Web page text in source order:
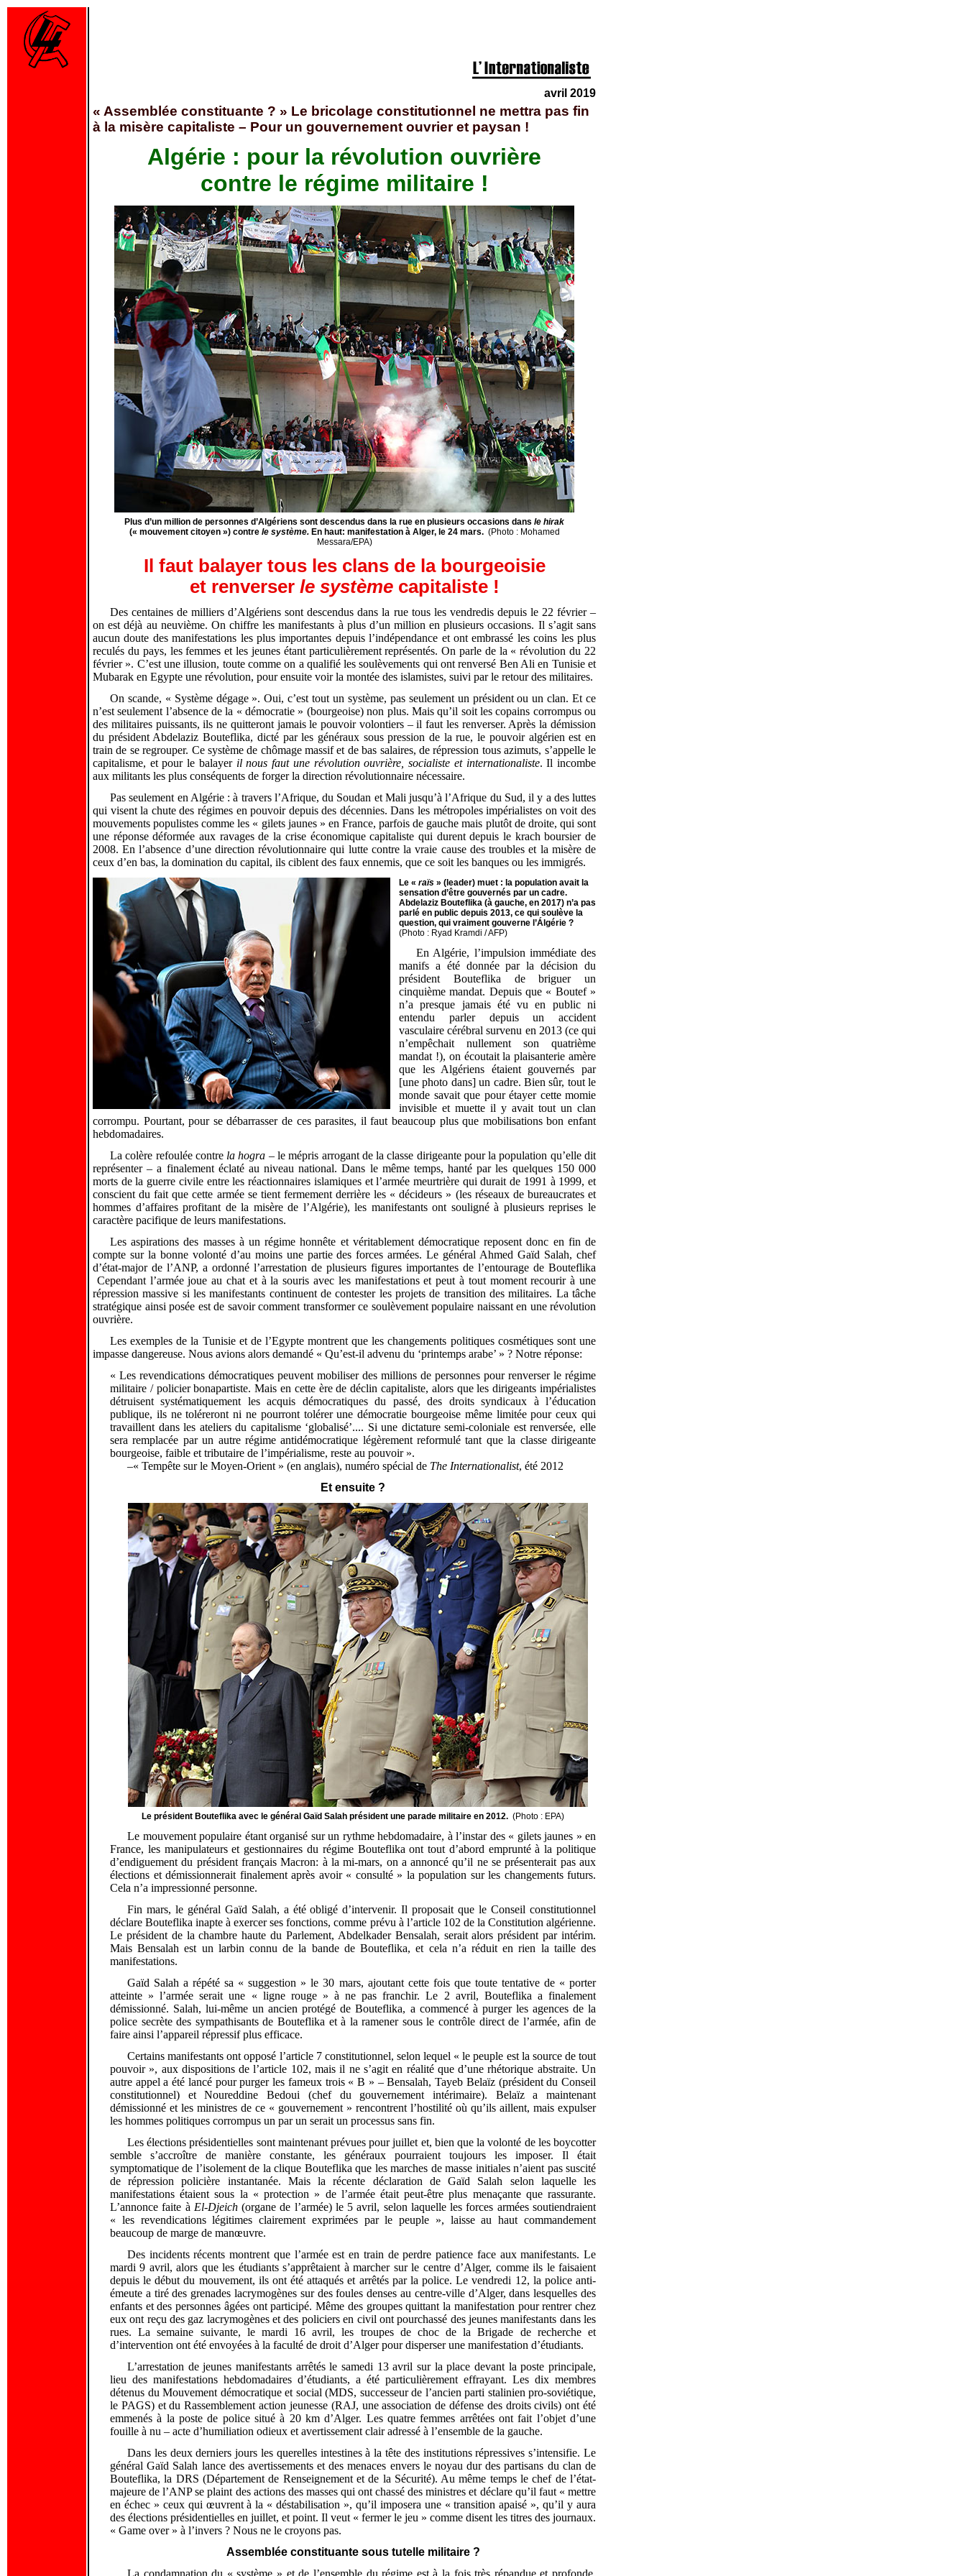
avril 2019
« Assemblée constituante ? » Le bricolage constitutionnel ne mettra pas fin
à la misère capitaliste – Pour un gouvernement ouvrier et paysan !
Algérie : pour la révolution ouvrière
contre le régime militaire !
Plus d’un million de personnes d’Algériens sont descendus dans la rue en plusieurs occasions dans le hirak
(« mouvement citoyen ») contre le système. En haut: manifestation à Alger, le 24 mars. (Photo : Mohamed
Messara/EPA)
Il faut balayer tous les clans de la bourgeoisie
et renverser le systèmecapitaliste !
Des centaines de milliers d’Algériens sont descendus dans la rue tous les vendredis depuis le 22 février –
on est déjà au neuvième. On chiffre les manifestants à plus d’un million en plusieurs occasions. Il s’agit sans
aucun doute des manifestations les plus importantes depuis l’indépendance et ont embrassé les coins les plus
reculés du pays, les femmes et les jeunes étant particulièrement représentés. On parle de la « révolution du 22
février ». C’est une illusion, toute comme on a qualifié les soulèvements qui ont renversé Ben Ali en Tunisie et
Mubarak en Egypte une révolution, pour ensuite voir la montée des islamistes, suivi par le retour des militaires.
On scande, « Système dégage ». Oui, c’est tout un système, pas seulement un président ou un clan. Et ce
n’est seulement l’absence de la « démocratie » (bourgeoise) non plus. Mais qu’il soit les copains corrompus ou
des militaires puissants, ils ne quitteront jamais le pouvoir volontiers – il faut les renverser. Après la démission
du président Abdelaziz Bouteflika, dicté par les généraux sous pression de la rue, le pouvoir algérien est en
train de se regrouper. Ce système de chômage massif et de bas salaires, de répression tous azimuts, s’appelle le
capitalisme, et pour le balayer il nous faut une révolution ouvrière, socialiste et internationaliste. Il incombe
aux militants les plus conséquents de forger la direction révolutionnaire nécessaire.
Pas seulement en Algérie : à travers l’Afrique, du Soudan et Mali jusqu’à l’Afrique du Sud, il y a des luttes
qui visent la chute des régimes en pouvoir depuis des décennies. Dans les métropoles impérialistes on voit des
mouvements populistes comme les « gilets jaunes » en France, parfois de gauche mais plutôt de droite, qui sont
une réponse déformée aux ravages de la crise économique capitaliste qui durent depuis le krach boursier de
2008. En l’absence d’une direction révolutionnaire qui lutte contre la vraie cause des troubles et la misère de
ceux d’en bas, la domination du capital, ils ciblent des faux ennemis, que ce soit les banques ou les immigrés.
Le « raïs » (leader) muet : la population avait la
sensation d’être gouvernés par un cadre.
Abdelaziz Bouteflika (à gauche, en 2017) n’a pas
parlé en public depuis 2013, ce qui soulève la
question, qui vraiment gouverne l’Álgérie ?
(Photo : Ryad Kramdi / AFP)
En Algérie, l’impulsion immédiate des
manifs a été donnée par la décision du
président Bouteflika de briguer un
cinquième mandat. Depuis que « Boutef »
n’a presque jamais été vu en public ni
entendu parler depuis un accident
vasculaire cérébral survenu en 2013 (ce qui
n’empêchait nullement son quatrième
mandat !), on écoutait la plaisanterie amère
que les Algériens étaient gouvernés par
[une photo dans] un cadre. Bien sûr, tout le
monde savait que pour étayer cette momie
invisible et muette il y avait tout un clan
corrompu. Pourtant, pour se débarrasser de ces parasites, il faut beaucoup plus que mobilisations bon enfant
hebdomadaires.
La colère refoulée contre la hogra – le mépris arrogant de la classe dirigeante pour la population qu’elle dit
représenter – a finalement éclaté au niveau national. Dans le même temps, hanté par les quelques 150 000
morts de la guerre civile entre les réactionnaires islamiques et l’armée meurtrière qui durait de 1991 à 1999, et
conscient du fait que cette armée se tient fermement derrière les « décideurs » (les réseaux de bureaucrates et
hommes d’affaires profitant de la misère de l’Algérie), les manifestants ont souligné à plusieurs reprises le
caractère pacifique de leurs manifestations.
Les aspirations des masses à un régime honnête et véritablement démocratique reposent donc en fin de
compte sur la bonne volonté d’au moins une partie des forces armées. Le général Ahmed Gaïd Salah, chef
d’état-major de l’ANP, a ordonné l’arrestation de plusieurs figures importantes de l’entourage de Bouteflika
Cependant l’armée joue au chat et à la souris avec les manifestations et peut à tout moment recourir à une
répression massive si les manifestants continuent de contester les projets de transition des militaires. La tâche
stratégique ainsi posée est de savoir comment transformer ce soulèvement populaire naissant en une révolution
ouvrière.
Les exemples de la Tunisie et de l’Egypte montrent que les changements politiques cosmétiques sont une
impasse dangereuse. Nous avions alors demandé « Qu’est-il advenu du ‘printemps arabe’ » ? Notre réponse:
« Les revendications démocratiques peuvent mobiliser des millions de personnes pour renverser le régime
militaire / policier bonapartiste. Mais en cette ère de déclin capitaliste, alors que les dirigeants impérialistes
détruisent systématiquement les acquis démocratiques du passé, des droits syndicaux à l’éducation
publique, ils ne toléreront ni ne pourront tolérer une démocratie bourgeoise même limitée pour ceux qui
travaillent dans les ateliers du capitalisme ‘globalisé’.... Si une dictature semi-coloniale est renversée, elle
sera remplacée par un autre régime antidémocratique légèrement reformulé tant que la classe dirigeante
bourgeoise, faible et tributaire de l’impérialisme, reste au pouvoir ».
–« Tempête sur le Moyen-Orient » (en anglais), numéro spécial de The Internationalist, été 2012
Et ensuite ?
Le président Bouteflika avec le général Gaïd Salah président une parade militaire en 2012. (Photo : EPA)
Le mouvement populaire étant organisé sur un rythme hebdomadaire, à l’instar des « gilets jaunes » en
France, les manipulateurs et gestionnaires du régime Bouteflika ont tout d’abord emprunté à la politique
d’endiguement du président français Macron: à la mi-mars, on a annoncé qu’il ne se présenterait pas aux
élections et démissionnerait finalement après avoir « consulté » la population sur les changements futurs.
Cela n’a impressionné personne.
Fin mars, le général Gaïd Salah, a été obligé d’intervenir. Il proposait que le Conseil constitutionnel
déclare Bouteflika inapte à exercer ses fonctions, comme prévu à l’article 102 de la Constitution algérienne.
Le président de la chambre haute du Parlement, Abdelkader Bensalah, serait alors président par intérim.
Mais Bensalah est un larbin connu de la bande de Bouteflika, et cela n’a réduit en rien la taille des
manifestations.
Gaïd Salah a répété sa « suggestion » le 30 mars, ajoutant cette fois que toute tentative de « porter
atteinte » l’armée serait une « ligne rouge » à ne pas franchir. Le 2 avril, Bouteflika a finalement
démissionné. Salah, lui-même un ancien protégé de Bouteflika, a commencé à purger les agences de la
police secrète des sympathisants de Bouteflika et à la ramener sous le contrôle direct de l’armée, afin de
faire ainsi l’appareil répressif plus efficace.
Certains manifestants ont opposé l’article 7 constitutionnel, selon lequel « le peuple est la source de tout
pouvoir », aux dispositions de l’article 102, mais il ne s’agit en réalité que d’une rhétorique abstraite. Un
autre appel a été lancé pour purger les fameux trois « B » – Bensalah, Tayeb Belaïz (président du Conseil
constitutionnel) et Noureddine Bedoui (chef du gouvernement intérimaire). Belaïz a maintenant
démissionné et les ministres de ce « gouvernement » rencontrent l’hostilité où qu’ils aillent, mais expulser
les hommes politiques corrompus un par un serait un processus sans fin.
Les élections présidentielles sont maintenant prévues pour juillet et, bien que la volonté de les boycotter
semble s’accroître de manière constante, les généraux pourraient toujours les imposer. Il était
symptomatique de l’isolement de la clique Bouteflika que les marches de masse initiales n’aient pas suscité
de répression policière instantanée. Mais la récente déclaration de Gaïd Salah selon laquelle les
manifestations étaient sous la « protection » de l’armée était peut-être plus menaçante que rassurante.
L’annonce faite à El-Djeich(organe de l’armée) le 5 avril, selon laquelle les forces armées soutiendraient
« les revendications légitimes clairement exprimées par le peuple », laisse au haut commandement
beaucoup de marge de manœuvre.
Des incidents récents montrent que l’armée est en train de perdre patience face aux manifestants. Le
mardi 9 avril, alors que les étudiants s’apprêtaient à marcher sur le centre d’Alger, comme ils le faisaient
depuis le début du mouvement, ils ont été attaqués et arrêtés par la police. Le vendredi 12, la police anti-
émeute a tiré des grenades lacrymogènes sur des foules denses au centre-ville d’Alger, dans lesquelles des
enfants et des personnes âgées ont participé. Même des groupes quittant la manifestation pour rentrer chez
eux ont reçu des gaz lacrymogènes et des policiers en civil ont pourchassé des jeunes manifestants dans les
rues. La semaine suivante, le mardi 16 avril, les troupes de choc de la Brigade de recherche et
d’intervention ont été envoyées à la faculté de droit d’Alger pour disperser une manifestation d’étudiants.
L’arrestation de jeunes manifestants arrêtés le samedi 13 avril sur la place devant la poste principale,
lieu des manifestations hebdomadaires d’étudiants, a été particulièrement effrayant. Les dix membres
détenus du Mouvement démocratique et social (MDS, successeur de l’ancien parti stalinien pro-soviétique,
le PAGS) et du Rassemblement action jeunesse (RAJ, une association de défense des droits civils) ont été
emmenés à la poste de police situé à 20 km d’Alger. Les quatre femmes arrêtées ont fait l’objet d’une
fouille à nu – acte d’humiliation odieux et avertissement clair adressé à l’ensemble de la gauche.
Dans les deux derniers jours les querelles intestines à la tête des institutions répressives s’intensifie. Le
général Gaïd Salah lance des avertissements et des menaces envers le noyau dur des partisans du clan de
Bouteflika, la DRS (Département de Renseignement et de la Sécurité). Au même temps le chef de l’état-
majeure de l’ANP se plaint des actions des masses qui ont chassé des ministres et déclare qu’il faut « mettre
en échec » ceux qui œuvrent à la « déstabilisation », qu’il imposera une « transition apaisé », qu’il y aura
des élections présidentielles en juillet, et point. Il veut « fermer le jeu » comme disent les titres des journaux.
« Game over » à l’invers ? Nous ne le croyons pas.
Assemblée constituante sous tutelle militaire ?
La condamnation du « système » et de l’ensemble du régime est à la fois très répandue et profonde,